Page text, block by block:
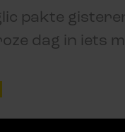
pakte
dag in iets